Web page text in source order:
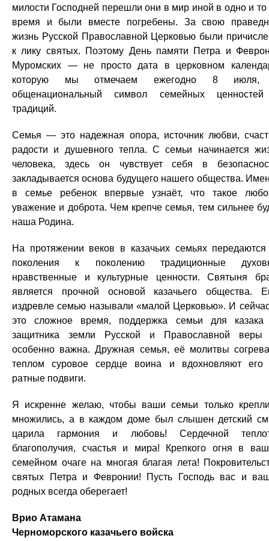
милости Господней перешли они в мир иной в одно и
время и были вместе погребены. За свою
жизнь Русской Православной Церковью были
к лику святых. Поэтому День памяти Петра и
Муромских — не просто дата в церковном
которую мы отмечаем ежегодно 8
общенациональный символ семейных
традиций.
Семья — это надежная опора, источник любви,
радости и душевного тепла. С семьи начинается
человека, здесь он чувствует себя в
закладывается основа будущего нашего общества.
в семье ребенок впервые узнаёт, что такое
уважение и доброта. Чем крепче семья, тем сильнее
наша Родина.
На протяжении веков в казачьих семьях передаются
поколения к поколению традиционные
нравственные и культурные ценности. Святыня
является прочной основой казачьего общества.
издревле семью называли «малой Церковью». И
это сложное время, поддержка семьи для
защитника земли Русской и Православной
особенно важна. Дружная семья, её молитвы
теплом суровое сердце воина и вдохновляют его
ратные подвиги.
Я искренне желаю, чтобы ваши семьи только
множились, а в каждом доме был слышен детский
царила гармония и любовь! Сердечной
благополучия, счастья и мира! Крепкого огня в
семейном очаге на многая благая лета!
святых Петра и Февронии! Пусть Господь вас и
родных всегда оберегает!
Врио Атамана
Черноморского казачьего войска